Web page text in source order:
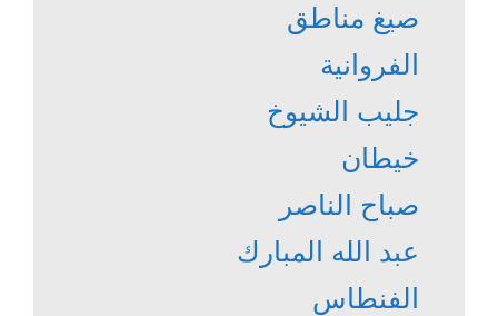
صيغ مناطق
الفروانية
جليب الشيوخ
خيطان
صباح الناصر
عبد الله المبارك
الفنطاس